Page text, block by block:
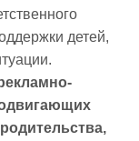
детей,